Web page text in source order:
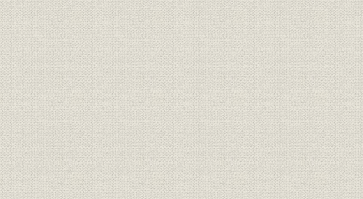
表5-2 普通銀行・貯蓄銀行異動状況
表5-3 無資格銀行整理状況
表5-4 党換銀行券限外発行の状況
表5-5 日本銀行関係法令と「日本銀行ニ関スル調査」との比較対
第6章
表1-1 各種物価指数の動き